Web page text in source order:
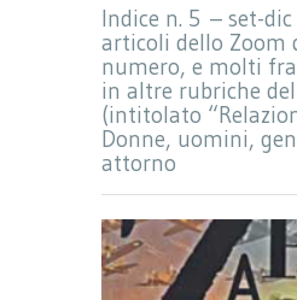
Indice n. 5 – set-
articoli dello Zoom
numero, e molti
in altre rubriche
(intitolato
Donne, uomini,
attorno